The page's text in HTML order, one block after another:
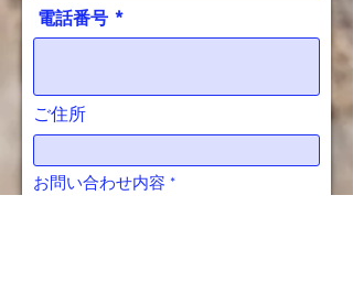
電話番号
ご住所
お問い合わせ内容